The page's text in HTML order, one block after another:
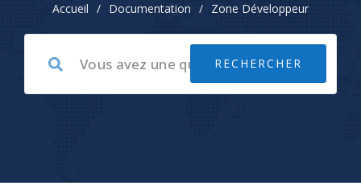
Accueil / Documentation / Zone Développeur